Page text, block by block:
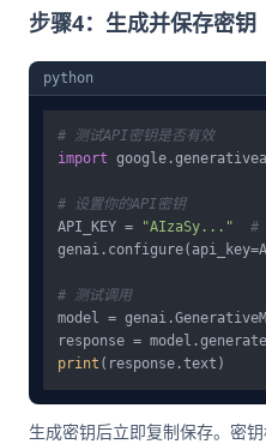
步骤4：生成并保存密钥
python
# 测试API密钥是否有效
import
# 设置你的API密钥
API_KEY =
"AIzaSy..."
#
# 测试调用
model =
response =
print
生成密钥后立即复制保存。密